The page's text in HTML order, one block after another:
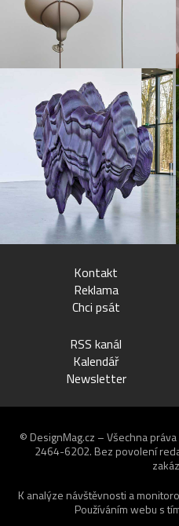
Kontakt
Reklama
Chci psát
RSS kanál
Kalendář
Newsletter
© DesignMag.cz – Všechna
2464-6202. Bez povolení
K analýze návštěvnosti a
Používáním webu s